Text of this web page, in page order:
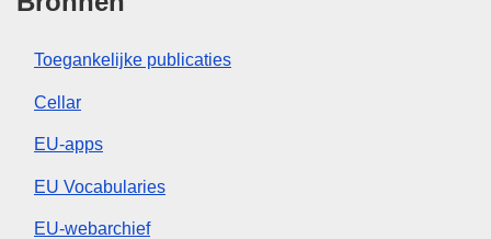
Toegankelijke publicaties
Cellar
EU-apps
EU Vocabularies
EU-webarchief